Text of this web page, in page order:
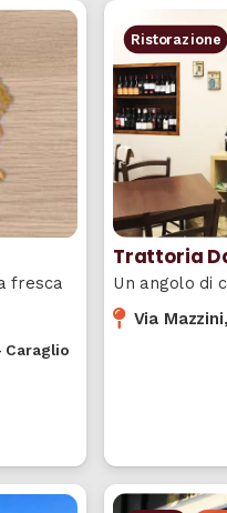
fresca
Caraglio
Ristorazione
Trattoria
Un angolo di
Via